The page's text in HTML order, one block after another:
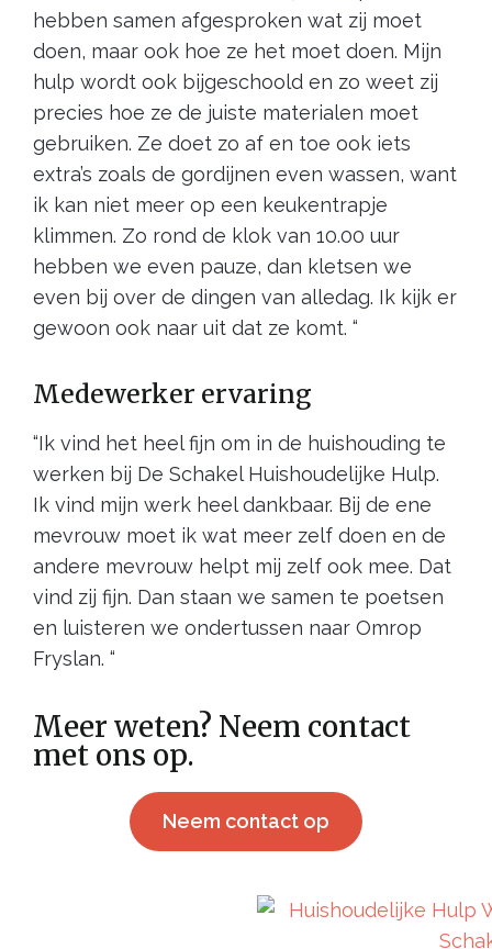
hebben samen afgesproken wat zij moet
doen, maar ook hoe ze het moet doen. Mijn
hulp wordt ook bijgeschoold en zo weet zij
precies hoe ze de juiste materialen moet
gebruiken. Ze doet zo af en toe ook iets
extra’s zoals de gordijnen even wassen, want
ik kan niet meer op een keukentrapje
klimmen. Zo rond de klok van 10.00 uur
hebben we even pauze, dan kletsen we
even bij over de dingen van alledag. Ik kijk er
gewoon ook naar uit dat ze komt. “
Medewerker ervaring
“Ik vind het heel fijn om in de huishouding te
werken bij De Schakel Huishoudelijke Hulp.
Ik vind mijn werk heel dankbaar. Bij de ene
mevrouw moet ik wat meer zelf doen en de
andere mevrouw helpt mij zelf ook mee. Dat
vind zij fijn. Dan staan we samen te poetsen
en luisteren we ondertussen naar Omrop
Fryslan. “
Meer weten? Neem contact
met ons op.
Neem contact op